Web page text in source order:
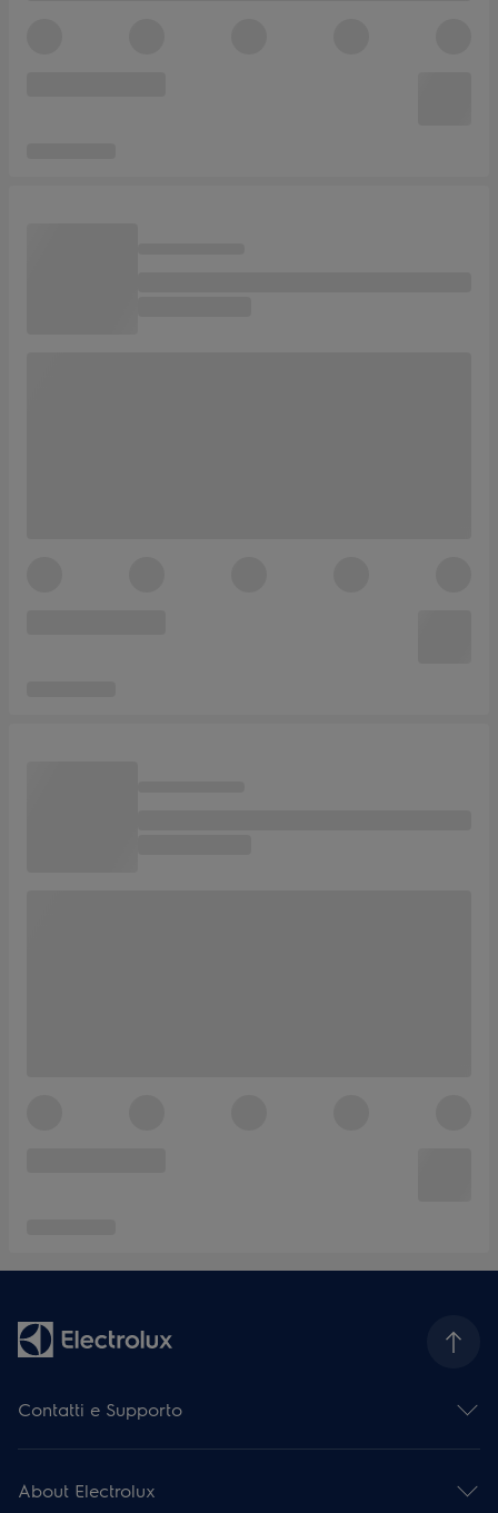
Contatti e Supporto
Iscriviti alla nostra newsletter
Facebook
About Electrolux